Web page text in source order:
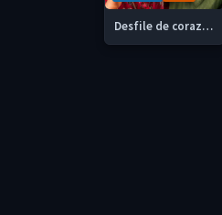
Desfile de corazones 2022 DVDrip y 720p Latino